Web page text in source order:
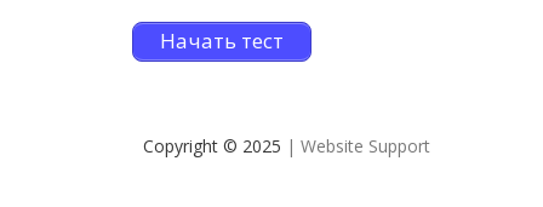
Начать тест
Copyright © 2025 | Website Support